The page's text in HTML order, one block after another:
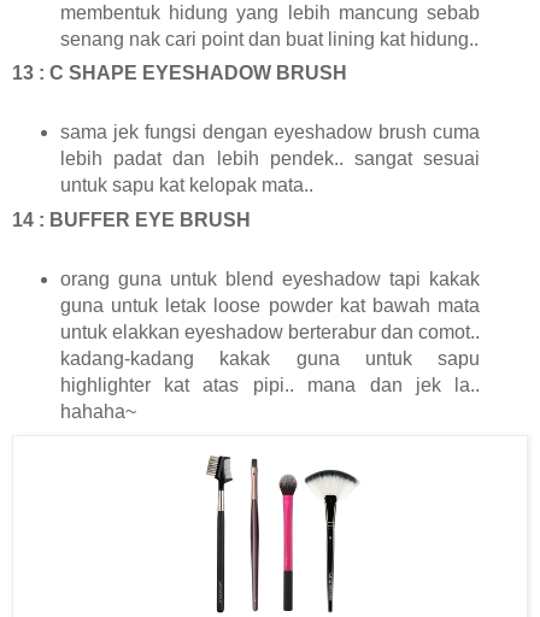
membentuk hidung yang lebih mancung sebab
senang nak cari point dan buat lining kat hidung..
13 : C SHAPE EYESHADOW BRUSH
sama jek fungsi dengan eyeshadow brush cuma
lebih padat dan lebih pendek.. sangat sesuai
untuk sapu kat kelopak mata..
14 : BUFFER EYE BRUSH
orang guna untuk blend eyeshadow tapi kakak
guna untuk letak loose powder kat bawah mata
untuk elakkan eyeshadow berterabur dan comot..
kadang-kadang kakak guna untuk sapu
highlighter kat atas pipi.. mana dan jek la..
hahaha~